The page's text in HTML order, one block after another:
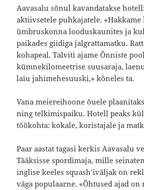
Aavasalu sõnul kavandatakse
aktiivsetele puhkajatele.
ümbruskonna looduskaunites ja
paikades giidiga jalgrattamatku.
kohapeal. Talviti ajame Õnniste
kümnekilomeetrise suusaraja,
laiu jahimehesuuski,» kõneles ta.
Vana meiereihoone õuele
ning telkimispaiku. Hotell peaks
töökohta: kokale, koristajale ja
Paar aastat tagasi kerkis Aavasalu
Tääksisse spordimaja, mille
inglise keeles squash’iväljak on
väga populaarne. «Õhtused ajad on